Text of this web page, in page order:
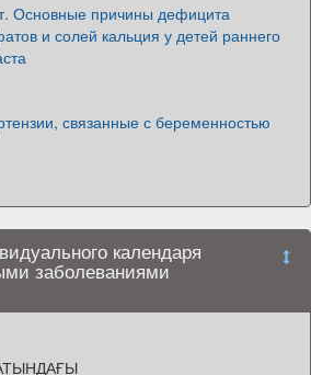
Основные причины дефицита
и солей кальция у детей раннего
связанные с беременностью
календаря
заболеваниями